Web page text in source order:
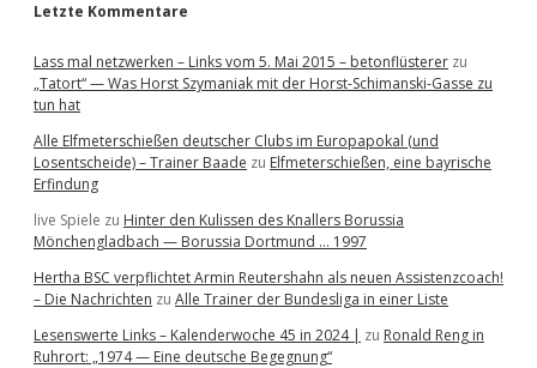
Letzte Kommentare
Lass mal netzwerken – Links vom 5. Mai 2015 – betonflüsterer zu
„Tatort“ — Was Horst Szymaniak mit der Horst-Schimanski-Gasse zu
tun hat
Alle Elfmeterschießen deutscher Clubs im Europapokal (und
Losentscheide) – Trainer Baade zu Elfmeterschießen, eine bayrische
Erfindung
live Spiele zu Hinter den Kulissen des Knallers Borussia
Mönchengladbach — Borussia Dortmund … 1997
Hertha BSC verpflichtet Armin Reutershahn als neuen Assistenzcoach!
– Die Nachrichten zu Alle Trainer der Bundesliga in einer Liste
Lesenswerte Links – Kalenderwoche 45 in 2024 | zu Ronald Reng in
Ruhrort: „1974 — Eine deutsche Begegnung“